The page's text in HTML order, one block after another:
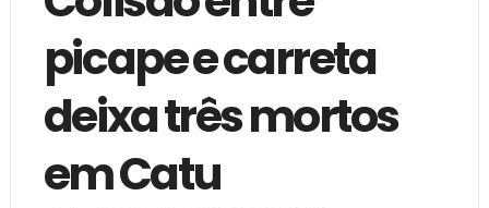
picape e carreta
deixa três mortos
em Catu